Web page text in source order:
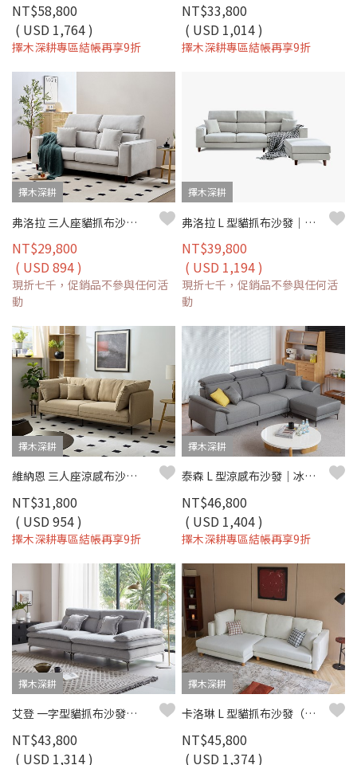
NT$58,800
( USD 1,764 )
擇木深耕專區結帳再享9折
NT$33,800
( USD 1,014 )
擇木深耕專區結帳再享9折
擇木深耕
弗洛拉 三人座貓抓布沙發｜皮絨貓抓布 × 防潑水耐磨 × 獨立筒坐墊 – 擇木深耕
NT$29,800
( USD 894 )
現折七千，促銷品不參與任何活
動
擇木深耕
弗洛拉 L 型貓抓布沙發｜獨立筒坐墊 × 防潑水耐磨 × 可拆洗布套 × 移動腳椅–擇木深耕
NT$39,800
( USD 1,194 )
現折七千，促銷品不參與任何活
動
擇木深耕
維納恩 三人座涼感布沙發｜清新機能涼感布 × 高密度彈力坐墊 × 金屬高腳設計 – 擇木深耕系列
NT$31,800
( USD 954 )
擇木深耕專區結帳再享9折
擇木深耕
泰森 L 型涼感布沙發｜冰爽涼感布 × 高回彈坐墊 × 十年骨架保固 – 擇木深耕系列
NT$46,800
( USD 1,404 )
擇木深耕專區結帳再享9折
擇木深耕
艾登 一字型貓抓布沙發｜舒柔貓抓布 × 羽絨＋高密度彈力坐墊 × 十年骨架保固 – 擇木深耕系列
NT$43,800
( USD 1,314 )
擇木深耕
卡洛琳 L 型貓抓布沙發（左右型）｜耐磨防潑水 × 可拆洗布套 × 親子寵物首選 – 擇木深耕
NT$45,800
( USD 1,374 )